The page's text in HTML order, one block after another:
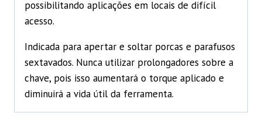
possibilitando aplicações em locais de difícil
acesso.
Indicada para apertar e soltar porcas e parafusos
sextavados. Nunca utilizar prolongadores sobre a
chave, pois isso aumentará o torque aplicado e
diminuirá a vida útil da ferramenta.